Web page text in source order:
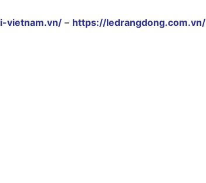
vietnam.vn/ – https://ledrangdong.com.vn/